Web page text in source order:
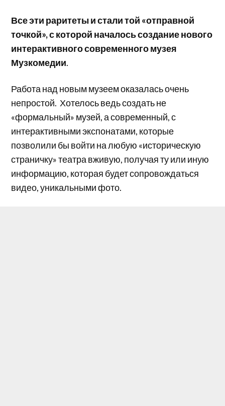
Все эти раритеты и стали той «отправной
точкой», с которой началось создание нового
интерактивного современного музея
Музкомедии.
Работа над новым музеем оказалась очень
непростой. Хотелось ведь создать не
«формальный» музей, а современный, с
интерактивными экспонатами, которые
позволили бы войти на любую «историческую
страничку» театра вживую, получая ту или иную
информацию, которая будет сопровождаться
видео, уникальными фото.